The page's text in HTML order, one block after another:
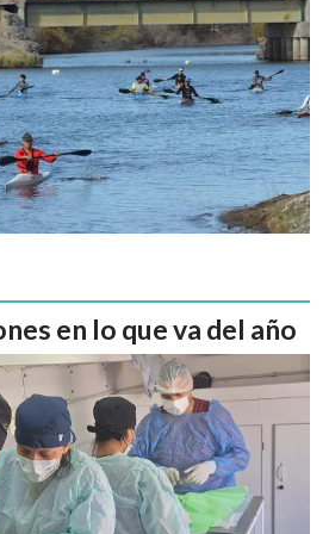
en lo que va del año